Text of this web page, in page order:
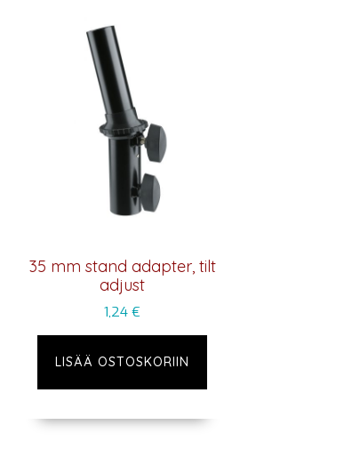
35 mm stand adapter, tilt
adjust
1,24€
LISÄÄ OSTOSKORIIN